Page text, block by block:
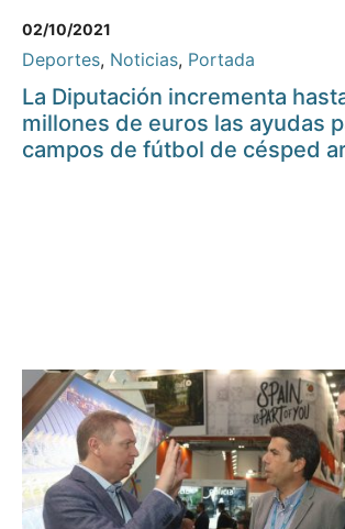
02/10/2021
Deportes, Noticias, Portada
La Diputación incrementa
millones de euros las ayudas
campos de fútbol de césped